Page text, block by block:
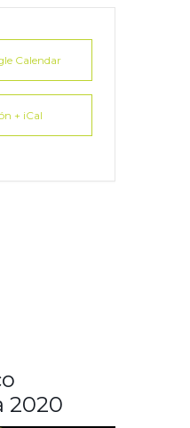
Calendar
+ iCal
2020